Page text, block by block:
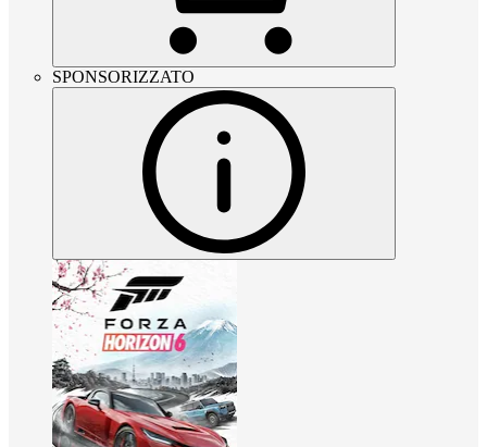
SPONSORIZZATO